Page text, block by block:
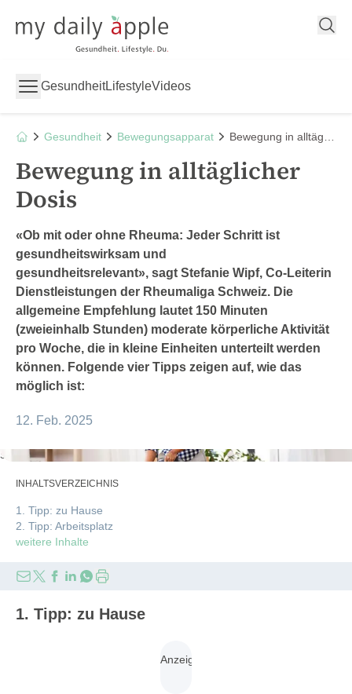
My Daily Apple
GesundheitLifestyleVideos
Gesundheit Bewegungsapparat
Bewegung in alltäglicher
Dosis
«Ob mit oder ohne Rheuma: Jeder Schritt ist
gesundheitswirksam und
gesundheitsrelevant», sagt Stefanie Wipf, Co-Leiterin
Dienstleistungen der Rheumaliga Schweiz. Die
allgemeine Empfehlung lautet 150 Minuten
(zweieinhalb Stunden) moderate körperliche Aktivität
pro Woche, die in kleine Einheiten unterteilt werden
können. Folgende vier Tipps zeigen auf, wie das
möglich ist:
12. Feb. 2025
Syda Productions/stock.adobe.com
INHALTSVERZEICHNIS
1. Tipp: zu Hause
2. Tipp: Arbeitsplatz
weitere Inhalte
1. Tipp: zu Hause